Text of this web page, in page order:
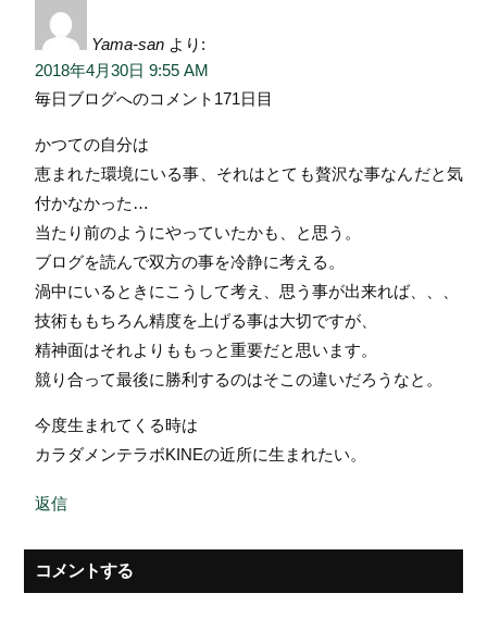
Yama-san より:
2018年4月30日 9:55 AM
毎日ブログへのコメント171日目
かつての自分は
恵まれた環境にいる事、それはとても贅沢な事なんだと気
付かなかった…
当たり前のようにやっていたかも、と思う。
ブログを読んで双方の事を冷静に考える。
渦中にいるときにこうして考え、思う事が出来れば、、、
技術ももちろん精度を上げる事は大切ですが、
精神面はそれよりももっと重要だと思います。
競り合って最後に勝利するのはそこの違いだろうなと。
今度生まれてくる時は
カラダメンテラボKINEの近所に生まれたい。
返信
コメントする